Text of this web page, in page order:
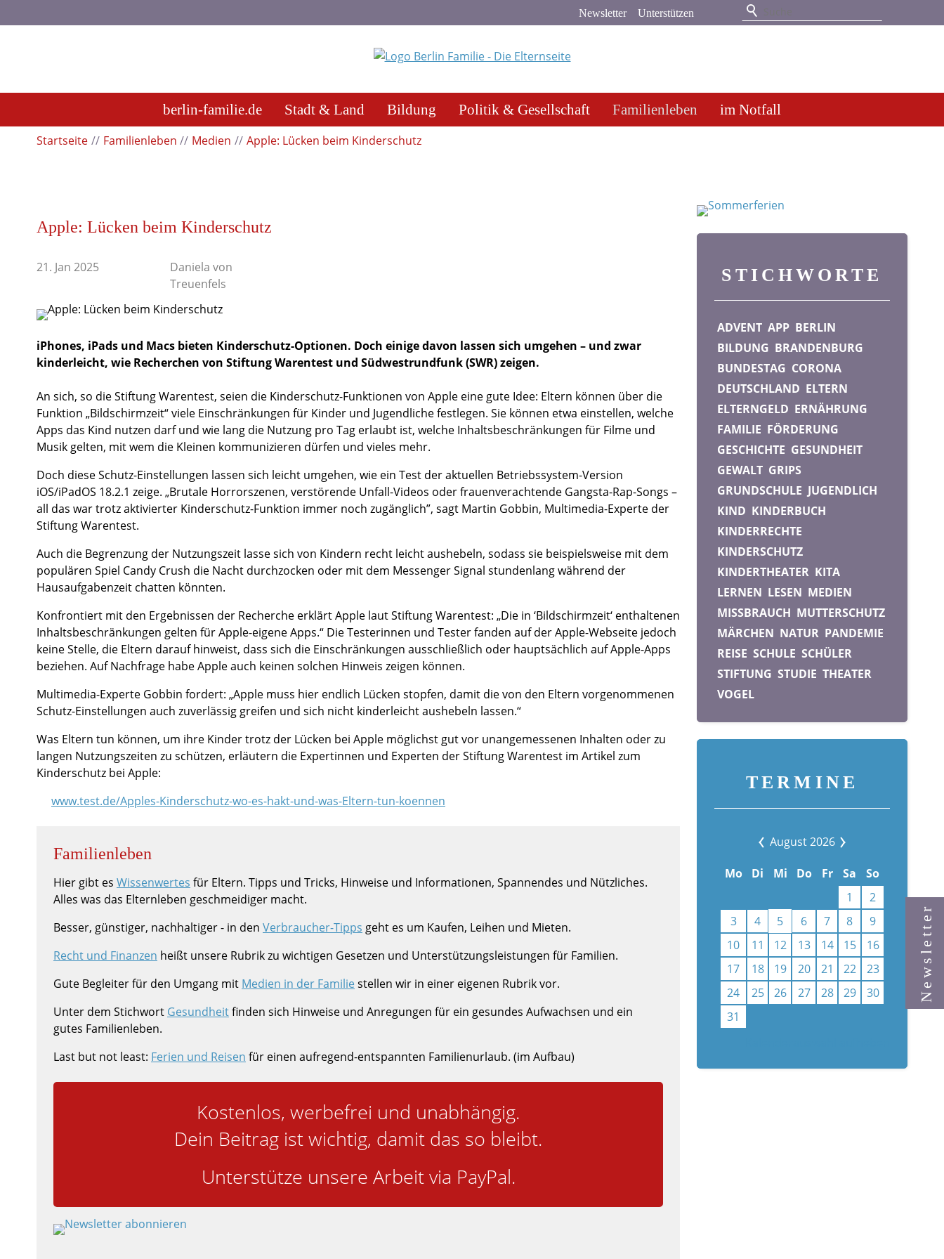
Unterstützen
Newsletter
berlin-familie.de Stadt & Land Bildung Politik & Gesellschaft Familienleben im Notfall
Startseite Familienleben Medien Apple: Lücken beim Kinderschutz
Apple: Lücken beim Kinderschutz
21. Jan 2025
Daniela von
Treuenfels
iPhones, iPads und Macs bieten Kinderschutz-Optionen. Doch einige davon lassen sich umgehen – und zwar
kinderleicht, wie Recherchen von Stiftung Warentest und Südwestrundfunk (SWR) zeigen.
An sich, so die Stiftung Warentest, seien die Kinderschutz-Funktionen von Apple eine gute Idee: Eltern können über die
Funktion „Bildschirmzeit“ viele Einschränkungen für Kinder und Jugendliche festlegen. Sie können etwa einstellen, welche
Apps das Kind nutzen darf und wie lang die Nutzung pro Tag erlaubt ist, welche Inhaltsbeschränkungen für Filme und
Musik gelten, mit wem die Kleinen kommunizieren dürfen und vieles mehr.
Doch diese Schutz-Einstellungen lassen sich leicht umgehen, wie ein Test der aktuellen Betriebssystem-Version
iOS/iPadOS 18.2.1 zeige. „Brutale Horrorszenen, verstörende Unfall-Videos oder frauenverachtende Gangsta-Rap-Songs –
all das war trotz aktivierter Kinderschutz-Funktion immer noch zugänglich”, sagt Martin Gobbin, Multimedia-Experte der
Stiftung Warentest.
Auch die Begrenzung der Nutzungszeit lasse sich von Kindern recht leicht aushebeln, sodass sie beispielsweise mit dem
populären Spiel Candy Crush die Nacht durchzocken oder mit dem Messenger Signal stundenlang während der
Hausaufgabenzeit chatten könnten.
Konfrontiert mit den Ergebnissen der Recherche erklärt Apple laut Stiftung Warentest: „Die in ‘Bildschirmzeit‘ enthaltenen
Inhaltsbeschränkungen gelten für Apple-eigene Apps.“ Die Testerinnen und Tester fanden auf der Apple-Webseite jedoch
keine Stelle, die Eltern darauf hinweist, dass sich die Einschränkungen ausschließlich oder hauptsächlich auf Apple-Apps
beziehen. Auf Nachfrage habe Apple auch keinen solchen Hinweis zeigen können.
Multimedia-Experte Gobbin fordert: „Apple muss hier endlich Lücken stopfen, damit die von den Eltern vorgenommenen
Schutz-Einstellungen auch zuverlässig greifen und sich nicht kinderleicht aushebeln lassen.“
Was Eltern tun können, um ihre Kinder trotz der Lücken bei Apple möglichst gut vor unangemessenen Inhalten oder zu
langen Nutzungszeiten zu schützen, erläutern die Expertinnen und Experten der Stiftung Warentest im Artikel zum
Kinderschutz bei Apple:
www.test.de/Apples-Kinderschutz-wo-es-hakt-und-was-Eltern-tun-koennen
Familienleben
Hier gibt es Wissenwertes für Eltern. Tipps und Tricks, Hinweise und Informationen, Spannendes und Nützliches.
Alles was das Elternleben geschmeidiger macht.
Besser, günstiger, nachhaltiger - in den Verbraucher-Tipps geht es um Kaufen, Leihen und Mieten.
Recht und Finanzen heißt unsere Rubrik zu wichtigen Gesetzen und Unterstützungsleistungen für Familien.
Gute Begleiter für den Umgang mit Medien in der Familiestellen wir in einer eigenen Rubrik vor.
Unter dem Stichwort Gesundheitfinden sich Hinweise und Anregungen für ein gesundes Aufwachsen und ein
gutes Familienleben.
Last but not least: Ferien und Reisen für einen aufregend-entspannten Familienurlaub. (im Aufbau)
Kostenlos, werbefrei und unabhängig.
Dein Beitrag ist wichtig, damit das so bleibt.
Unterstütze unsere Arbeit via PayPal.
STICHWORTE
ADVENT APP BERLIN
BILDUNG BRANDENBURG
BUNDESTAG CORONA
DEUTSCHLAND ELTERN
ELTERNGELD ERNÄHRUNG
FAMILIE FÖRDERUNG
GESCHICHTE GESUNDHEIT
GEWALT GRIPS
GRUNDSCHULE JUGENDLICH
KIND KINDERBUCH
KINDERRECHTE
KINDERSCHUTZ
KINDERTHEATER KITA
LERNEN LESEN MEDIEN
MISSBRAUCH MUTTERSCHUTZ
MÄRCHEN NATUR PANDEMIE
REISE SCHULE SCHÜLER
STIFTUNG STUDIE THEATER
VOGEL
TERMINE
August 2026
Mo Di Mi Do Fr Sa
So
1
2
3
4 5 6 7 8
9
10
11 12 13 14 15
16
17
18 19 20 21 22
23
24
25 26 27 28 29
30
31
Newsletter